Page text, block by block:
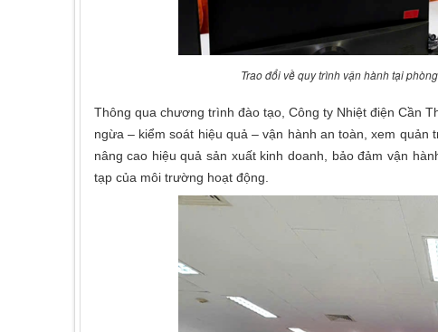
Trao đổi về quy trình vận hành tại
Thông qua chương trình đào tạo, Công ty Nhiệt điện Cần
ngừa – kiểm soát hiệu quả – vận hành an toàn, xem
nâng cao hiệu quả sản xuất kinh doanh, bảo đảm vận
tạp của môi trường hoạt động.